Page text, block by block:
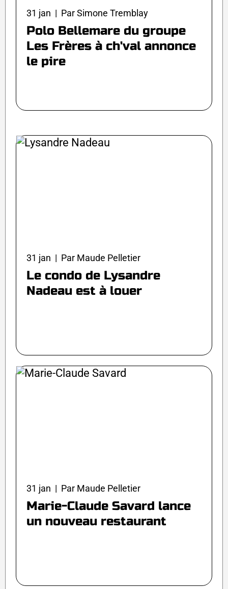
31 jan | Par Simone Tremblay
Polo Bellemare du groupe
Les Frères à ch'val annonce
le pire
31 jan | Par Maude Pelletier
Le condo de Lysandre
Nadeau est à louer
31 jan | Par Maude Pelletier
Marie-Claude Savard lance
un nouveau restaurant